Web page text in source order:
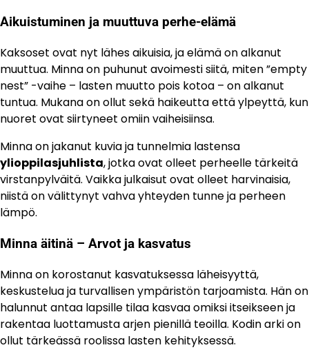
Aikuistuminen ja muuttuva perhe-elämä
Kaksoset ovat nyt lähes aikuisia, ja elämä on alkanut
muuttua. Minna on puhunut avoimesti siitä, miten ”empty
nest” -vaihe – lasten muutto pois kotoa – on alkanut
tuntua. Mukana on ollut sekä haikeutta että ylpeyttä, kun
nuoret ovat siirtyneet omiin vaiheisiinsa.
Minna on jakanut kuvia ja tunnelmia lastensa
ylioppilasjuhlista, jotka ovat olleet perheelle tärkeitä
virstanpylväitä. Vaikka julkaisut ovat olleet harvinaisia,
niistä on välittynyt vahva yhteyden tunne ja perheen
lämpö.
Minna äitinä – Arvot ja kasvatus
Minna on korostanut kasvatuksessa läheisyyttä,
keskustelua ja turvallisen ympäristön tarjoamista. Hän on
halunnut antaa lapsille tilaa kasvaa omiksi itseikseen ja
rakentaa luottamusta arjen pienillä teoilla. Kodin arki on
ollut tärkeässä roolissa lasten kehityksessä.